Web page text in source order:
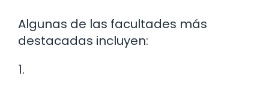
Algunas de las facultades más
destacadas incluyen:
1.